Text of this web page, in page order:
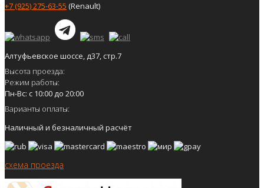
+7 (925) 275-63-55 (Renault)
Алтуфьевское шоссе, д37, стр.7
Высота проезда:
Режим работы:
Пн-Вс: с 10:00 до 20:00
Варианты оплаты:
Наличный и безналичный расчёт
схема проезда